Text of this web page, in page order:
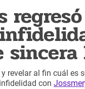
sincera
revelar al fin cuál es
con